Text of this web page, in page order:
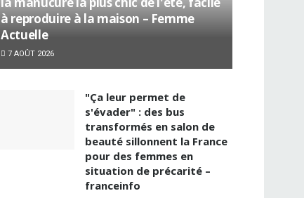
à reproduire à la maison – Femme
Actuelle
7 AOÛT 2026
"Ça leur permet de
s'évader" : des bus
transformés en salon de
beauté sillonnent la France
pour des femmes en
situation de précarité –
franceinfo